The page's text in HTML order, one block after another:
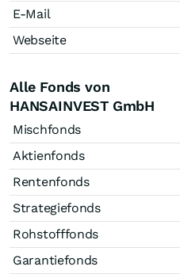
E-Mail
Webseite
Alle Fonds von
HANSAINVEST GmbH
Mischfonds
Aktienfonds
Rentenfonds
Strategiefonds
Rohstofffonds
Garantiefonds